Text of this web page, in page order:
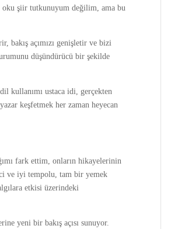
şiir tutkunuyum değilim, ama bu
bakış açımızı genişletir ve bizi
düşündürücü bir şekilde
kullanımı ustaca idi, gerçekten
keşfetmek her zaman heyecan
fark ettim, onların hikayelerinin
ve iyi tempolu, tam bir yemek
etkisi üzerindeki
yeni bir bakış açısı sunuyor.